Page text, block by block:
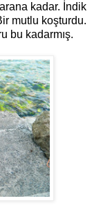
kadar. İndik
mutlu koşturdu.
bu kadarmış.